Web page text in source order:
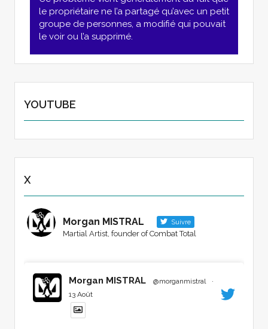
le propriétaire ne l’a partagé qu’avec un petit
groupe de personnes, a modifié qui pouvait
le voir ou l’a supprimé.
YOUTUBE
X
Morgan MISTRAL Suivre
Martial Artist, founder of Combat Total
Morgan MISTRAL @morganmistral
·
13 Août